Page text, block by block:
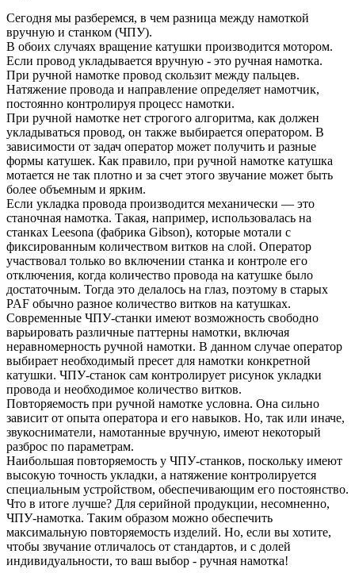
Сегодня мы разберемся, в чем разница между намоткой
вручную и станком (ЧПУ).
В обоих случаях вращение катушки производится мотором.
Если провод укладывается вручную - это ручная намотка.
При ручной намотке провод скользит между пальцев.
Натяжение провода и направление определяет намотчик,
постоянно контролируя процесс намотки.
При ручной намотке нет строгого алгоритма, как должен
укладываться провод, он также выбирается оператором. В
зависимости от задач оператор может получить и разные
формы катушек. Как правило, при ручной намотке катушка
мотается не так плотно и за счет этого звучание может быть
более объемным и ярким.
Если укладка провода производится механически — это
станочная намотка. Такая, например, использовалась на
станках Leesona (фабрика Gibson), которые мотали с
фиксированным количеством витков на слой. Оператор
участвовал только во включении станка и контроле его
отключения, когда количество провода на катушке было
достаточным. Тогда это делалось на глаз, поэтому в старых
PAF обычно разное количество витков на катушках.
Современные ЧПУ-станки имеют возможность свободно
варьировать различные паттерны намотки, включая
неравномерность ручной намотки. В данном случае оператор
выбирает необходимый пресет для намотки конкретной
катушки. ЧПУ-станок сам контролирует рисунок укладки
провода и необходимое количество витков.
Повторяемость при ручной намотке условна. Она сильно
зависит от опыта оператора и его навыков. Но, так или иначе,
звукосниматели, намотанные вручную, имеют некоторый
разброс по параметрам.
Наибольшая повторяемость у ЧПУ-станков, поскольку имеют
высокую точность укладки, а натяжение контролируется
специальным устройством, обеспечивающим его постоянство.
Что в итоге лучше? Для серийной продукции, несомненно,
ЧПУ-намотка. Таким образом можно обеспечить
максимальную повторяемость изделий. Но, если вы хотите,
чтобы звучание отличалось от стандартов, и с долей
индивидуальности, то ваш выбор - ручная намотка!